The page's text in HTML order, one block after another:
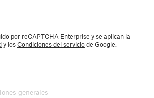
por reCAPTCHA Enterprise y se aplican la
y losCondiciones del serviciode Google.
generales